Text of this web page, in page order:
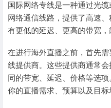
国际网络专线是一种通过光
网络通信线路，提供了高速
有更低的延迟、更高的带宽，
在进行海外直播之前，首先
线提供商。这些提供商通常
同的带宽、延迟、价格等选
你的直播需求、预算以及目标